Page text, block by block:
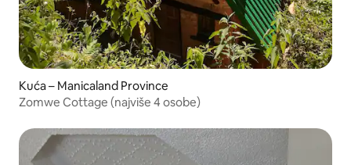
Kuća – Manicaland Province
Zomwe Cottage (najviše 4 osobe)